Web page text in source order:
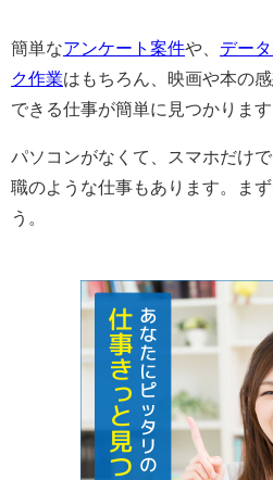
簡単なアンケート案件や、 デー
ク作業はもちろん、映画や本の
できる仕事が簡単に見つかります
パソコンがなくて、スマホだけ
職のような仕事もあります。ま
う。